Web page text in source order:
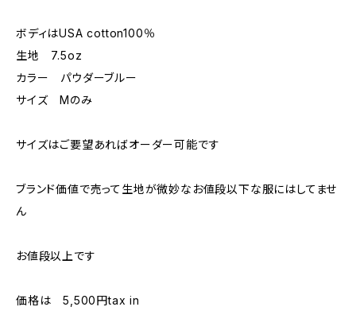
ボディはUSA cotton100％
生地 7.5oz
カラー パウダーブルー
サイズ Mのみ
サイズはご要望あればオーダー可能です
ブランド価値で売って生地が微妙なお値段以下な服にはしてませ
ん
お値段以上です
価格は 5,500円tax in